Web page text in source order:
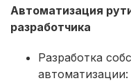
Автоматизация
разработчика
Разработка